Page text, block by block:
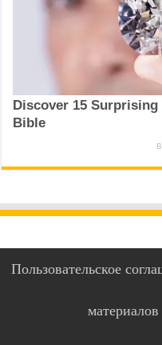
Пользовательское
материалов